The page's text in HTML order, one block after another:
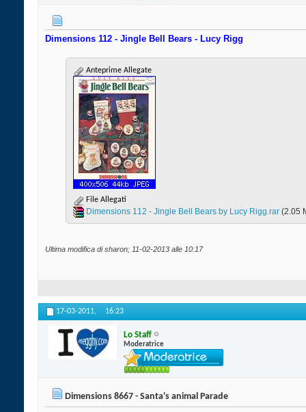
Dimensions 112 - Jingle Bell Bears - Lucy Rigg
Anteprime Allegate
File Allegati
Dimensions 112 - Jingle Bell Bears by Lucy Rigg.rar‎ (2.05
Ultima modifica di sharon; 11-02-2013 alle 10:17
17-03-2011, 16:23
Lo Staff
Moderatrice
Dimensions 8667 - Santa's animal Parade